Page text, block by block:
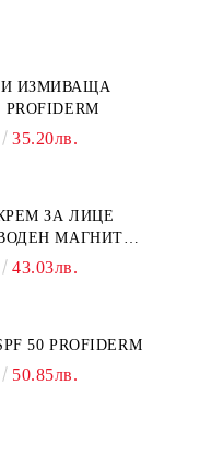
ИЗМИВАЩА
35.20лв.
ЗА ЛИЦЕ
МАГНИТ
43.03лв.
50 PROFIDERM
50.85лв.